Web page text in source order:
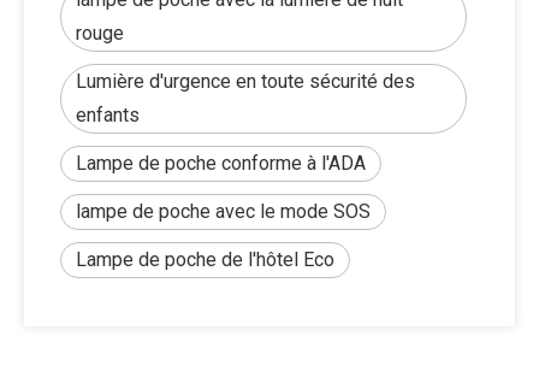
rouge
Lumière d'urgence en toute sécurité des
enfants
Lampe de poche conforme à l'ADA
lampe de poche avec le mode SOS
Lampe de poche de l'hôtel Eco